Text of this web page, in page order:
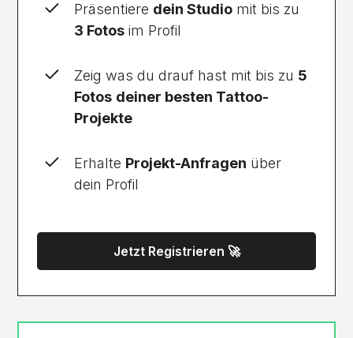
Präsentiere dein Studio mit bis zu
3 Fotos im Profil
Zeig was du drauf hast mit bis zu 5
Fotos deiner besten Tattoo-
Projekte
Erhalte Projekt-Anfragen über
dein Profil
Jetzt Registrieren 🚀